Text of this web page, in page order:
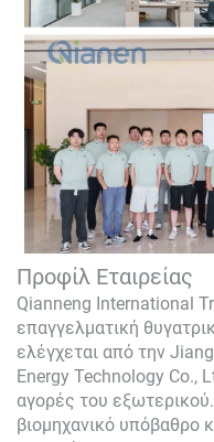
Προφίλ Εταιρείας
Qianneng International
επαγγελματική
ελέγχεται από την
Energy Technology Co.,
αγορές του
βιομηχανικό υπόβαθρο